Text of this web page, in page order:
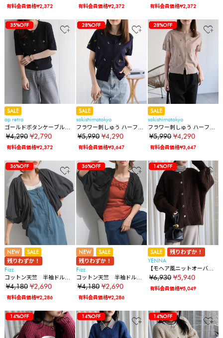
有料会員価格¥2,372 有料会員価格¥2,372 有料会員価格¥2,372
35%OFF
35%OFF
35%OFF
SALE
ap retro
ゴールドボタンケーブル編
み半袖カーディガン / 冷房
対策
¥4,290 ¥2,790
有料会員価格¥2,372
35%OFF
35%OFF
35%OFF
28%OFF
SALE
sakishimatokyo
フラワー刺しゅう ハーフス
リーブカーディガン/花柄
¥5,990 ¥4,290
有料会員価格¥3,647
35%OFF
35%OFF
35%OFF
28%OFF
28%OFF
SALE
sakishimatokyo
フラワー刺しゅう ハーフス
リーブカーディガン/花柄
¥5,990 ¥4,290
有料会員価格¥3,647
35%OFF
35%OFF
35%OFF
28%OFF
28%OFF
36%OFF
NEW
SALE
残りわずか！
Fizz
コットン天竺 半袖ドルマ
ンボレロカーディガン
¥4,180 ¥2,690
有料会員価格¥2,286
35%OFF
35%OFF
35%OFF
28%OFF
28%OFF
36%OFF
36%OFF
NEW
SALE
残りわずか！
Fizz
コットン天竺 半袖ドルマ
ンボレロカーディガン
¥4,180 ¥2,690
有料会員価格¥2,286
35%OFF
35%OFF
35%OFF
28%OFF
28%OFF
36%OFF
36%OFF
14%OFF
SALE
残りわずか！
YENNA
【モヘア風ニットオーバー
カーディガン】前後2WAY
¥6,930 ¥5,940
有料会員価格¥5,049
35%OFF
35%OFF
35%OFF
28%OFF
28%OFF
36%OFF
36%OFF
14%OFF
14%OFF 35%OFF
35%OFF
35%OFF
28%OFF
28%OFF
36%OFF
36%OFF
14%OFF
14%OFF
14%OFF 35%OFF
35%OFF
35%OFF
28%OFF
28%OFF
36%OFF
36%OFF
14%OFF
14%OFF
14%OFF
14%OFF